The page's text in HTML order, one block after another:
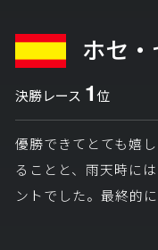
ホセ・
決勝レース 1位
優勝できてとても嬉
ることと、雨天時に
ントでした。最終的